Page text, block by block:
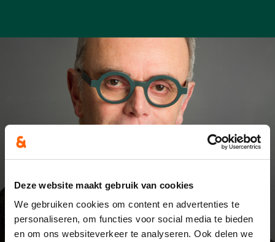
Deze website maakt gebruik van cookies
We gebruiken cookies om content en advertenties te
personaliseren, om functies voor social media te bieden
en om ons websiteverkeer te analyseren. Ook delen we